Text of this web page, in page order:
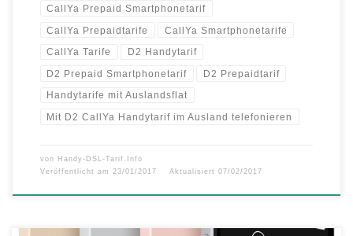
CallYa Prepaid Smartphonetarif
CallYa Prepaidtarife CallYa Smartphonetarife
CallYa Tarife D2 Handytarif
D2 Prepaid Smartphonetarif D2 Prepaidtarif
Handytarife mit Auslandsflat
Mit D2 CallYa Handytarif im Ausland telefonieren
von Handy-DSL-Tarif.Info
Veröffentlicht am
23/01/2017 Aktualisiert 07/02/2017